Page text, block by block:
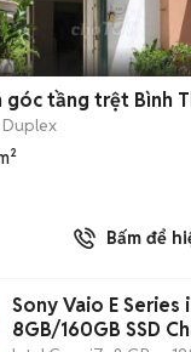
góc tầng trệt Bình
Duplex
Bấm để
Sony Vaio E Series
8GB/160GB SSD